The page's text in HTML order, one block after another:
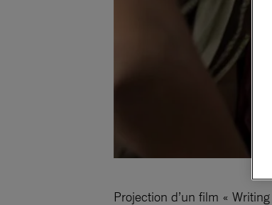
Projection d’un film «